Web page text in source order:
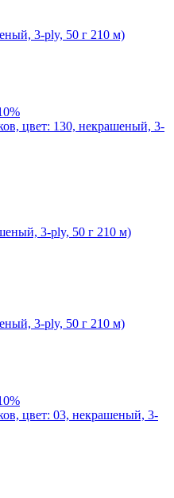
3-ply, 50 г 210 м)
цвет: 130, некрашеный, 3-
3-ply, 50 г 210 м)
3-ply, 50 г 210 м)
цвет: 03, некрашеный, 3-